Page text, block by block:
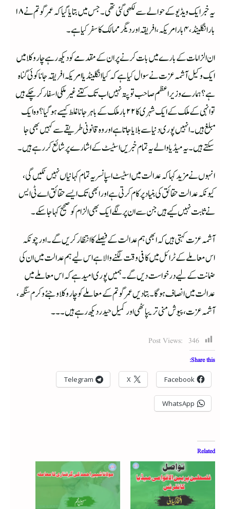
یہ خبر ایک ویڈیو کے حوالے سے لکھی گئی تھی۔ جس میں بتایا گیا کہ عمر گوتم نے ۱۸
بار انگلینڈ، ۴ بار امریکہ، افریقہ اور دیگر ممالک کا سفر کیا ہے۔
ان الزامات کے بارے میں بات کرنے پر ان کے مقدمے کو دیکھ رہے چار وکلا میں
ایک وکیل آشمہ عزت نے سوال کیا ہے کہ کیا انگلینڈ یا امریکہ افریقہ جانا کوئی گناہ
ہے؟ ہمارے وزیر اعظم صاحب تو پتہ نہیں اب تک کتنے غیر ملکی اسفار کر چکے ہیں
تو انہی کے ملک کے ایک شہری کا ۲۲ بار ملک کے باہر جانا غلط کیسے ہو گیا؟ وہ ایک
مبلغ ہیں۔ انہیں پوری دنیا سے بلایا جاتا ہے اور وہ قانونی طریقے سے کہیں بھی جا
سکتے ہیں۔ یہ میڈیا والے یہ تمام خبریں اسٹیٹ کے اشارے پر شائع کر رہے ہیں۔
انہوں نے مزید کہا کہ عدالت میں اسٹیٹ اسپانسر یہ تمام کہانیاں نہیں ٹکیں گی،
کیونکہ عدالت حقائق کی بنیاد پر کام کرتی ہے اور ابھی تک ایسے حقائق اے ٹی ایس
نے ثابت نہیں کیے ہیں جن سے ان پر لگے ایک بھی الزام کو صحیح کہا جا سکے۔
آشمہ عزت کہتی ہیں کہ ابھی ہم عدالت کے فیصلے کا انتظار کریں گے۔ اور چونکہ
اس معاملے کے ٹرائل میں کافی وقت لگنے والا ہے اس لیے ہم عدالت میں ان کی
ضمانت کے لیے درخواست دیں گے۔ ہمیں پوری امید ہے کہ اس معاملے میں
عدالت میں انصاف ہوگا۔ بتا دیں عمر گوتم کے معاملے کو چار وکلا وجئے وکرم سنگھ،
آشمہ عزت، پیوش منی تریپاٹھی اور کمیل حیدر دیکھ رہے ہیں۔۔۔
Post Views: 346
Share this:
Facebook
X
Telegram
WhatsApp
Related